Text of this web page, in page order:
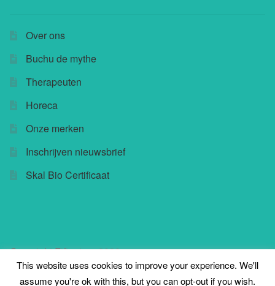
Over ons
Buchu de mythe
Therapeuten
Horeca
Onze merken
Inschrijven nieuwsbrief
Skal Bio Certificaat
Copyright Fifteatree 2023
This website uses cookies to improve your experience. We'll
assume you're ok with this, but you can opt-out if you wish.